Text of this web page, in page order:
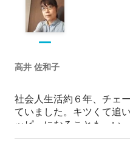
高井 佐和子
社会人生活約６年、チェ
ていました。キツくて追
ッピーになることも、い
飲食業は、未経験でも比